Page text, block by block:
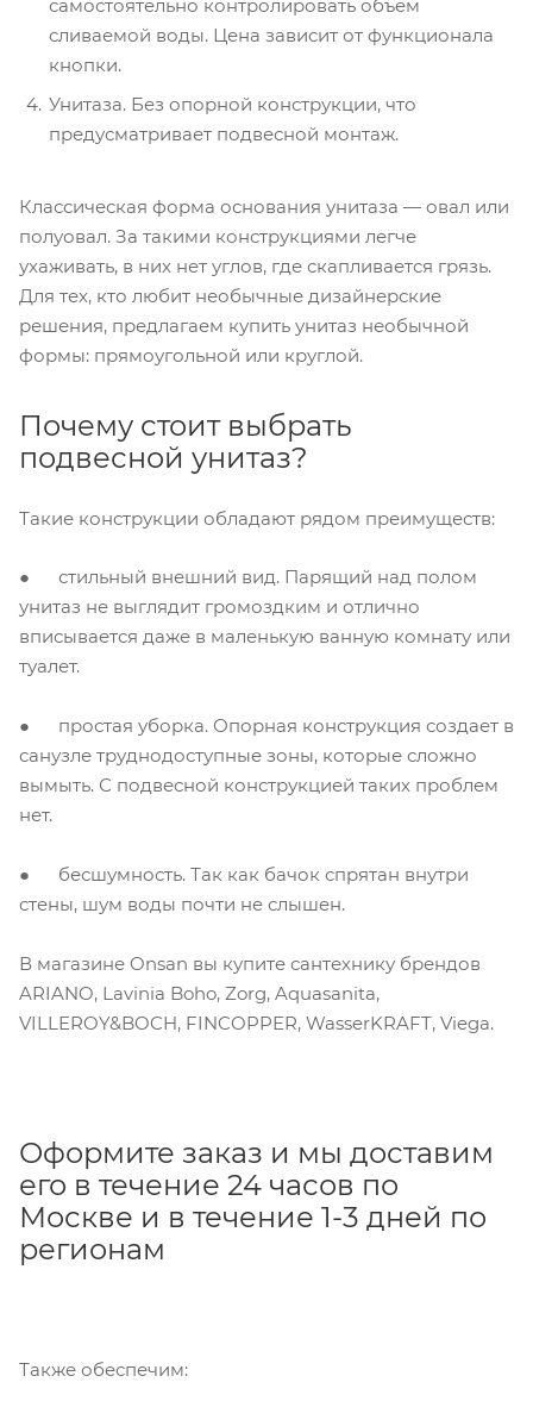
самостоятельно контролировать объем
сливаемой воды. Цена зависит от функционала
кнопки.
Унитаза. Без опорной конструкции, что
предусматривает подвесной монтаж.
Классическая форма основания унитаза — овал или
полуовал. За такими конструкциями легче
ухаживать, в них нет углов, где скапливается грязь.
Для тех, кто любит необычные дизайнерские
решения, предлагаем купить унитаз необычной
формы: прямоугольной или круглой.
Почему стоит выбрать
подвесной унитаз?
Такие конструкции обладают рядом преимуществ:
● стильный внешний вид. Парящий над полом
унитаз не выглядит громоздким и отлично
вписывается даже в маленькую ванную комнату или
туалет.
● простая уборка. Опорная конструкция создает в
санузле труднодоступные зоны, которые сложно
вымыть. С подвесной конструкцией таких проблем
нет.
● бесшумность. Так как бачок спрятан внутри
стены, шум воды почти не слышен.
В магазине Onsan вы купите сантехнику брендов
ARIANO, Lavinia Boho, Zorg, Aquasanita,
VILLEROY&BOCH, FINCOPPER, WasserKRAFT, Viega.
Оформите заказ и мы доставим
его в течение 24 часов по
Москве и в течение 1-3 дней по
регионам
Также обеспечим: